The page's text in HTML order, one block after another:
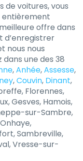
de voitures, vous
offre dans
d’enregistrer
nous nous
une des 38
,Anhée,Assesse,
,Couvin, Dinant,
Florennes,
Gesves, Hamois,
sur-Sambre,
Sambreville,
Vresse-sur-